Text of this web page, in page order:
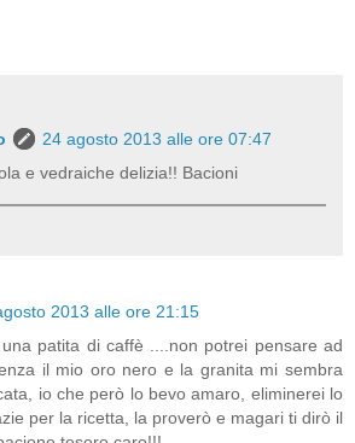
24 agosto 2013 alle ore 07:47
e vedraiche delizia!! Bacioni
2013 alle ore 21:15
patita di caffè ....non potrei pensare ad
il mio oro nero e la granita mi sembra
io che però lo bevo amaro, eliminerei lo
per la ricetta, la proverò e magari ti dirò il